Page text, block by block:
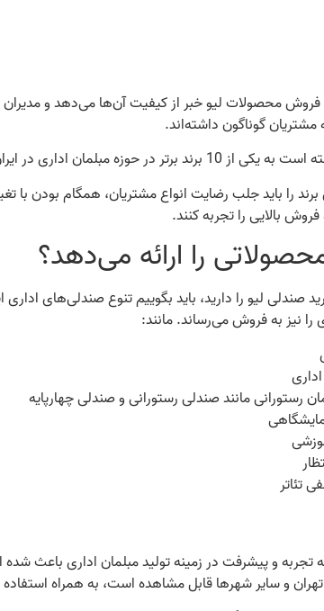
فروش محصولات لیو خبر از کیفیت آن‌ها می‌دهد و
گوناگون داشته‌اند.
و فروشگاه‌های زیادی دنبال اخذ نمایندگی لیو در تهران و سایر شهرهای ایران هستند.
را باید جلب رضایت انواع مشتریان، همگام بودن
بالایی را تجربه کنند.
را ارائه می‌دهد؟
صندلی لیو را دارید، باید بگوییم تنوع صندلی‌های
نیز به فروش می‌رساند. مانند:
رستورانی مانند صندلی رستورانی و صندلی چهارپایه
تئاتر
تجربه و پیشرفت در زمینه تولید مبلمان اداری باعث
تهران و سایر شهرها قابل مشاهده است، به همراه